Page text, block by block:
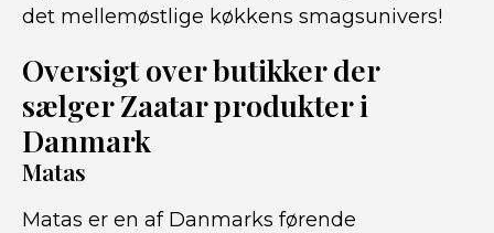
det mellemøstlige køkkens smagsunivers!
Oversigt over butikker der
sælger Zaatar produkter i
Danmark
Matas
Matas er en af Danmarks førende